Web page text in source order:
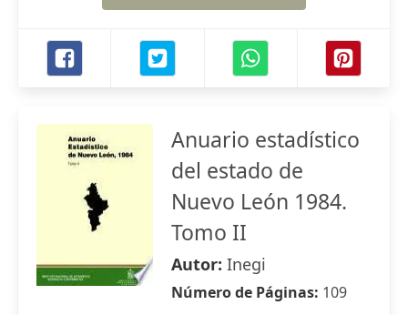
Anuario estadístico
del estado de
Nuevo León 1984.
Tomo II
Autor: Inegi
Número de Páginas: 109